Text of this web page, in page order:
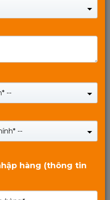
20 - MÀU ĐEN
0
5
--
--
hàng (thông tin